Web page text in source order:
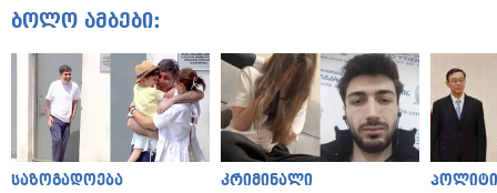
ბოლო ამბები:
საზოგადოება კრიმინალი